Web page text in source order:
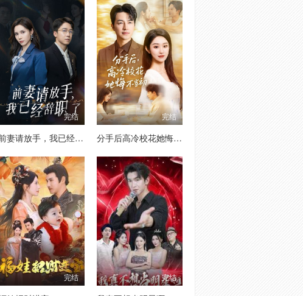
完结
前妻请放手，我已经辞职了
完结
分手后高冷校花她悔不当初
完结 完结